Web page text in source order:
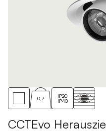
0,7
IP20
IP40
CCTEvo